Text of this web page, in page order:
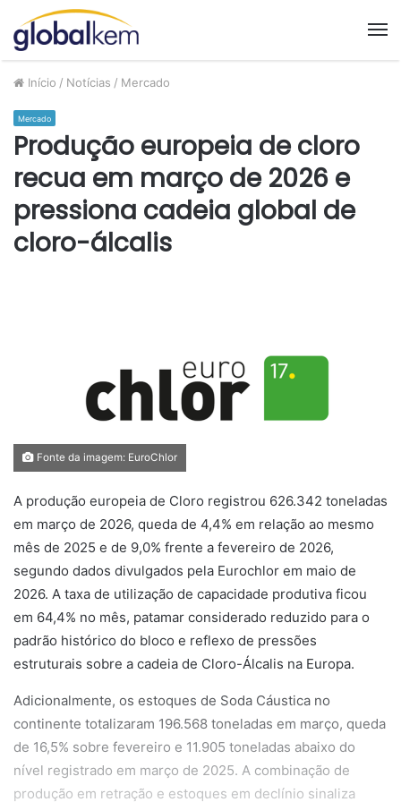
Início / Notícias / Mercado
Mercado
Produção europeia de cloro
recua em março de 2026 e
pressiona cadeia global de
cloro-álcalis
Fonte da imagem: EuroChlor
A produção europeia de Cloro registrou 626.342 toneladas
em março de 2026, queda de 4,4% em relação ao mesmo
mês de 2025 e de 9,0% frente a fevereiro de 2026,
segundo dados divulgados pela Eurochlor em maio de
2026. A taxa de utilização de capacidade produtiva ficou
em 64,4% no mês, patamar considerado reduzido para o
padrão histórico do bloco e reflexo de pressões
estruturais sobre a cadeia de Cloro-Álcalis na Europa.
Adicionalmente, os estoques de Soda Cáustica no
continente totalizaram 196.568 toneladas em março, queda
de 16,5% sobre fevereiro e 11.905 toneladas abaixo do
nível registrado em março de 2025. A combinação de
produção em retração e estoques em declínio sinaliza